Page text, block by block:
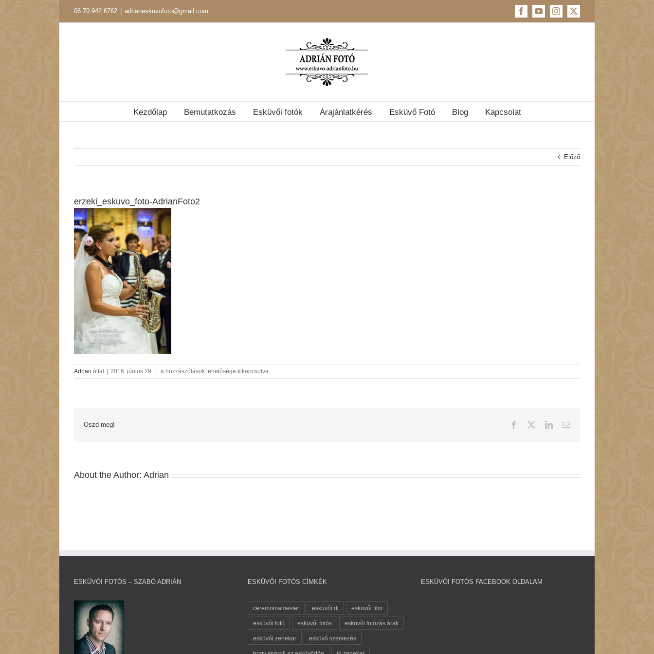
06 70 942 6762
adrianeskuvofoto@gmail.com FacebookYouTubeInstagram
X
Kezdőlap Bemutatkozás Esküvői fotók Árajánlatkérés Esküvő Fotó Blog Kapcsolat
Előző
erzeki_eskuvo_foto-AdrianFoto2
Adrian által 2016. június 29.
erzeki_eskuvo_foto-
AdrianFoto2
a hozzászólások lehetősége kikapcsolva
Oszd meg! Facebook LinkedInEmail:
About the Author: Adrian
ESKÜVŐI FOTÓS – SZABÓ ADRIÁN ESKÜVŐI FOTÓS CÍMKÉK
ceremoniamester esküvői dj esküvői film
esküvői fotó esküvői fotós esküvői fotózás árak
esküvői zenekar esküvő szervezés
ESKÜVŐI FOTÓS FACEBOOK OLDALAM